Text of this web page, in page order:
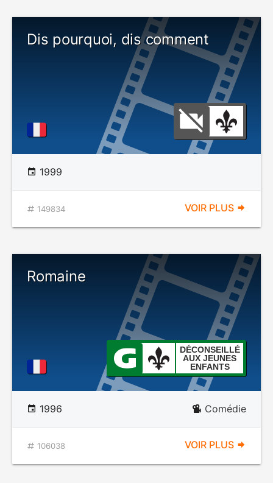
Dis pourquoi, dis comment
1999
149834 VOIR PLUS
Romaine
DÉCONSEILLÉ
AUX JEUNES
ENFANTS
1996 Comédie
106038 VOIR PLUS